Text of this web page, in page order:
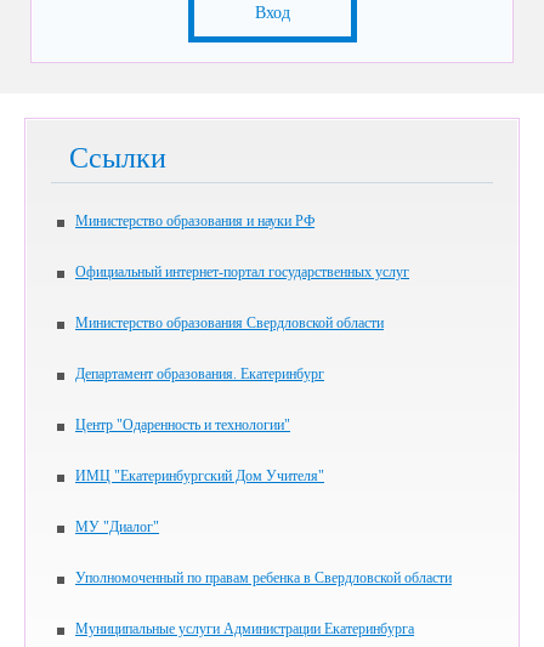
Вход
Ссылки
Министерство образования и науки РФ
Официальный интернет-портал государственных услуг
Министерство образования Свердловской области
Департамент образования. Екатеринбург
Центр "Одаренность и технологии"
ИМЦ "Екатеринбургский Дом Учителя"
МУ "Диалог"
Уполномоченный по правам ребенка в Свердловской области
Муниципальные услуги Администрации Екатеринбурга